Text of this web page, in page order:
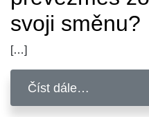
svoji směnu?
[…]
Číst dále…